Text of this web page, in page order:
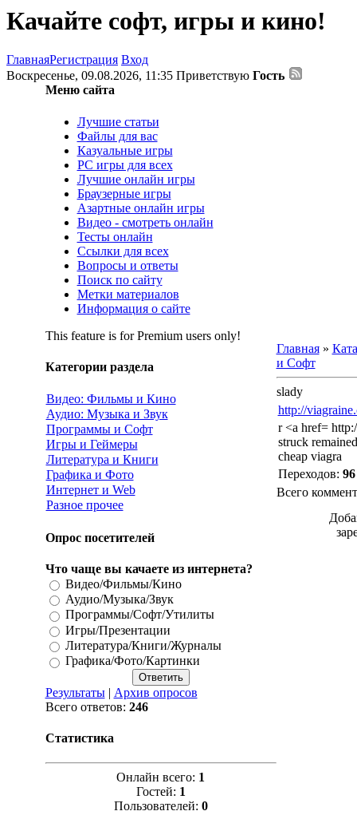
Качайте софт, игры и кино!
ГлавнаяРегистрация Вход
Воскресенье, 09.08.2026, 11:35 Приветствую Гость
Меню сайта
Лучшие статьи
Файлы для вас
Казуальные игры
PC игры для всех
Лучшие онлайн игры
Браузерные игры
Азартные онлайн игры
Видео - смотреть онлайн
Тесты онлайн
Ссылки для всех
Вопросы и ответы
Поиск по сайту
Метки материалов
Информация о сайте
This feature is for Premium users only!
Категории раздела
Видео: Фильмы и Кино
Аудио: Музыка и Звук
Программы и Софт
Игры и Геймеры
Литература и Книги
Графика и Фото
Интернет и Web
Разное прочее
Опрос посетителей
Что чаще вы качаете из интернета?
Видео/Фильмы/Кино
Аудио/Музыка/Звук
Программы/Софт/Утилиты
Игры/Презентации
Литература/Книги/Журналы
Графика/Фото/Картинки
Результаты| Архив опросов
Всего ответов: 246
Статистика
Онлайн всего: 1
Гостей: 1
Пользователей: 0
Главная»
и Софт
slady
http://
r <a href=
struck
cheap viagra
Переходов: 96
Всего